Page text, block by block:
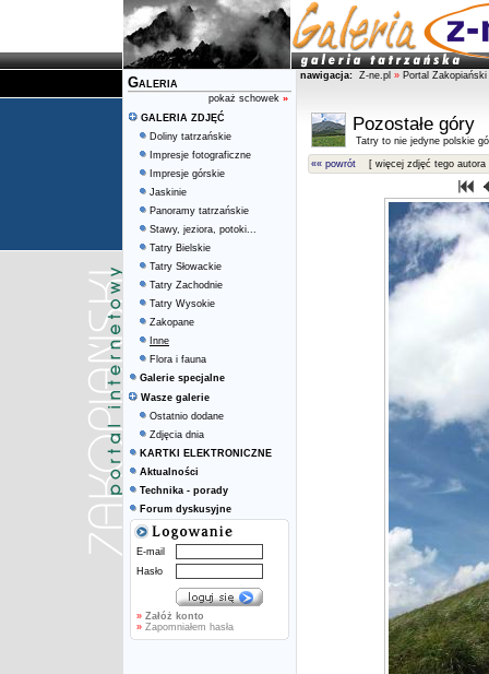
Galeria
pokaż schowek »
GALERIA ZDJĘĆ
Doliny tatrzańskie
Impresje fotograficzne
Impresje górskie
Jaskinie
Panoramy tatrzańskie
Stawy, jeziora, potoki...
Tatry Bielskie
Tatry Słowackie
Tatry Zachodnie
Tatry Wysokie
Zakopane
Inne
Flora i fauna
Galerie specjalne
Wasze galerie
Ostatnio dodane
Zdjęcia dnia
KARTKI ELEKTRONICZNE
Aktualności
Technika - porady
Forum dyskusyjne
E-mail
Hasło
» Załóż konto
» Zapomniałem hasła
nawigacja: Z-ne.pl » Portal Zakopiański
Pozostałe góry
Tatry to nie jedyne polskie
«« powrót [ więcej zdjęć tego autora